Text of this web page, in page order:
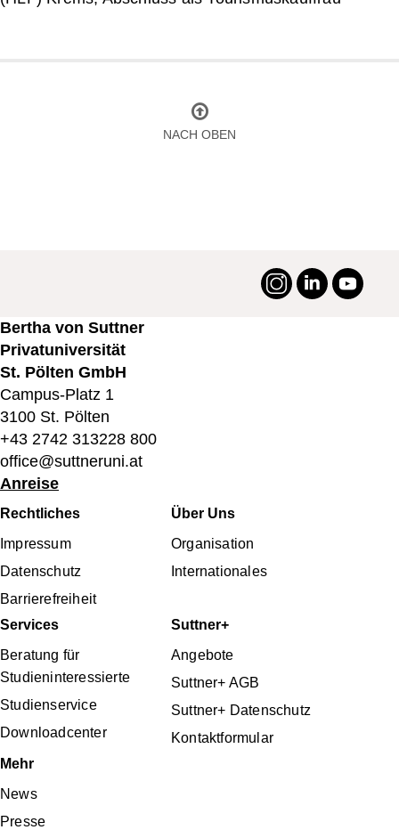
NACH OBEN
#suttneruni
Instagram
LinkedIn
Bertha von Suttner
Privatuniversität
St. Pölten GmbH
Campus-Platz 1
3100 St. Pölten
+43 2742 313228 800
office@suttneruni.at
Anreise
Fußbereichsmenü
Rechtliches
Impressum
Datenschutz
Barrierefreiheit
Über Uns
Organisation
Internationales
Services
Beratung für
Studieninteressierte
Studienservice
Downloadcenter
Suttner+
Angebote
Suttner+ AGB
Suttner+ Datenschutz
Kontaktformular
Mehr
News
Presse